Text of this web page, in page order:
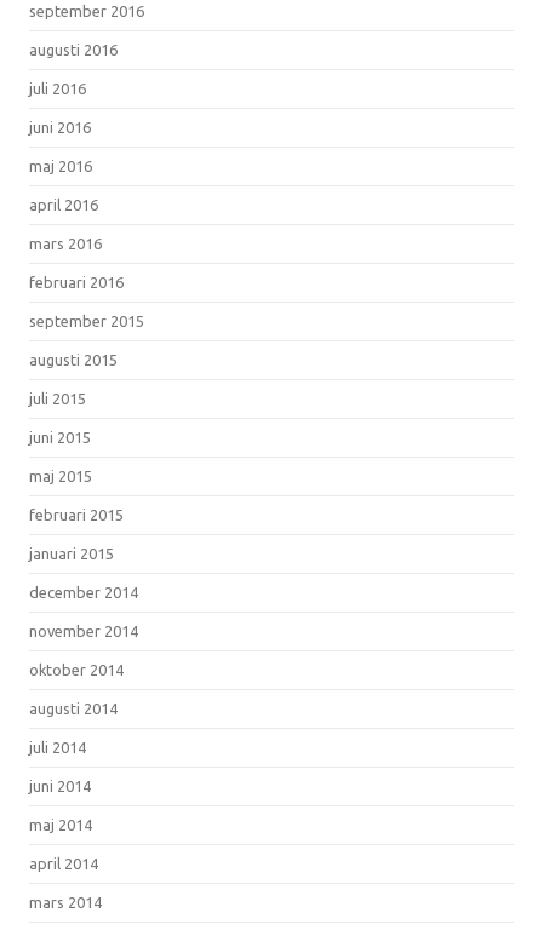
september 2016
augusti 2016
juli 2016
juni 2016
maj 2016
april 2016
mars 2016
februari 2016
september 2015
augusti 2015
juli 2015
juni 2015
maj 2015
februari 2015
januari 2015
december 2014
november 2014
oktober 2014
augusti 2014
juli 2014
juni 2014
maj 2014
april 2014
mars 2014